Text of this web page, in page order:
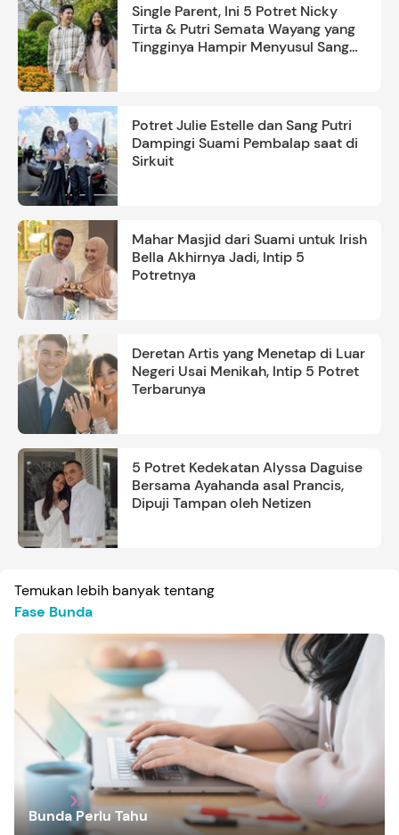
Single Parent, Ini 5 Potret Nicky
Tirta & Putri Semata Wayang yang
Tingginya Hampir Menyusul Sang
Potret Julie Estelle dan Sang Putri
Dampingi Suami Pembalap saat di
Sirkuit
Mahar Masjid dari Suami untuk Irish
Bella Akhirnya Jadi, Intip 5
Potretnya
Deretan Artis yang Menetap di Luar
Negeri Usai Menikah, Intip 5 Potret
Terbarunya
5 Potret Kedekatan Alyssa Daguise
Bersama Ayahanda asal Prancis,
Dipuji Tampan oleh Netizen
Temukan lebih banyak tentang
Fase Bunda
Bunda Perlu Tahu